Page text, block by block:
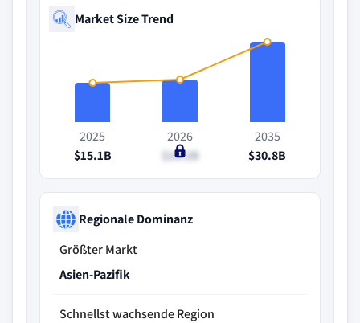
Market Size Trend
2025
$15.1B
2026
$16.2B
2035
$30.8B
Regionale Dominanz
Größter Markt
Asien-Pazifik
Schnellst wachsende Region